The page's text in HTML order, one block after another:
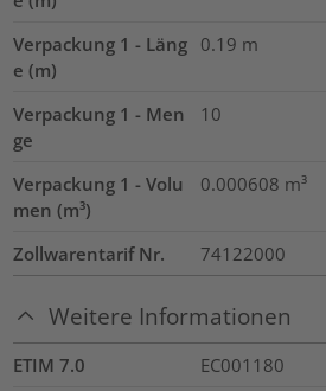
Verpackung 1 - Läng
e (m)
0.19 m
Verpackung 1 - Men
ge
10
Verpackung 1 - Volu
men (m³)
0.000608 m³
Zollwarentarif Nr. 74122000
Weitere Informationen
ETIM 7.0
EC001180